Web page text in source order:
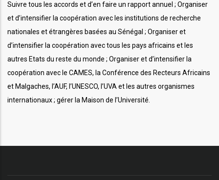
Suivre tous les accords et d’en faire un rapport annuel ; Organiser
et d’intensifier la coopération avec les institutions de recherche
nationales et étrangères basées au Sénégal ; Organiser et
d’intensifier la coopération avec tous les pays africains et les
autres Etats du reste du monde ; Organiser et d’intensifier la
coopération avec le CAMES, la Conférence des Recteurs Africains
et Malgaches, l’AUF, l’UNESCO, l’UVA et les autres organismes
internationaux ; gérer la Maison de l’Université.